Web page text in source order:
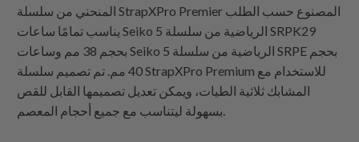
المنحني من سلسلة StrapXPro Premier المصنوع حسب الطلب
يناسب تمامًا ساعات Seiko 5 الرياضية من سلسلة SRPK29
بحجم 38 مم وساعات Seiko 5 الرياضية من سلسلة SRPE بحجم
40 مم. تم تصميم سلسلة StrapXPro Premium للاستخدام مع
المشابك ثلاثية الطيات، ويمكن تعديل تصميمها القابل للقص
بسهولة ليتناسب مع جميع أحجام المعصم.